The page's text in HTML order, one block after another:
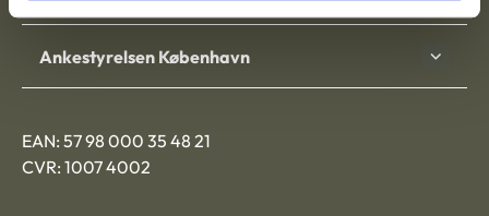
Ankestyrelsen København
EAN: 57 98 000 35 48 21
CVR: 1007 4002